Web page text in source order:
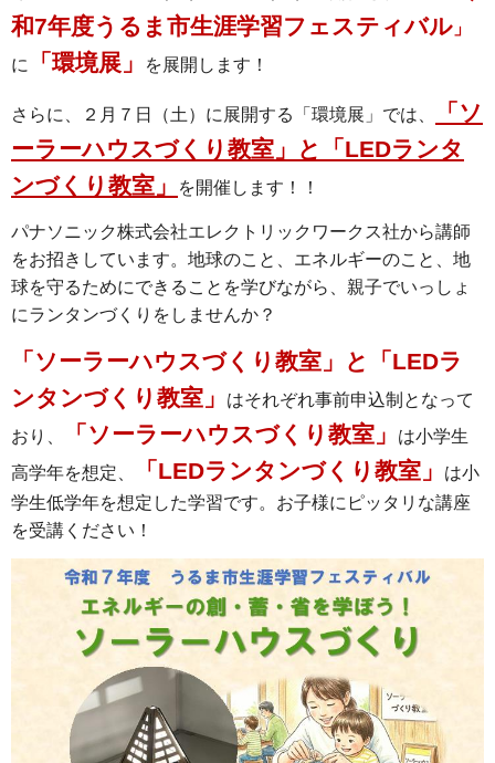
和7年度うるま市生涯学習フェスティバル 」
に
「環境展」 を展開します！
さらに、２月７日（土）に展開する「環境展」では、
「ソ
ーラーハウスづくり教室」と「LEDランタ
ンづくり教室」
を開催します！！
パナソニック株式会社エレクトリックワークス社から講師
をお招きしています。地球のこと、エネルギーのこと、地
球を守るためにできることを学びながら、親子でいっしょ
にランタンづくりをしませんか？
「ソーラーハウスづくり教室」と「LEDラ
ンタンづくり教室」
はそれぞれ事前申込制となって
おり、
「ソーラーハウスづくり教室」
は小学生
高学年を想定、
「LEDランタンづくり教室」
は小
学生低学年を想定した学習です。お子様にピッタリな講座
を受講ください！